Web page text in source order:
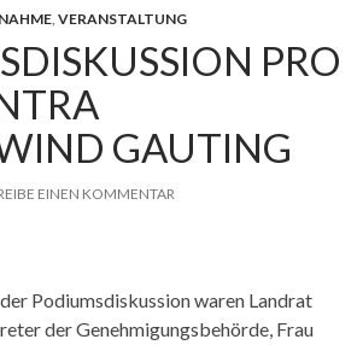
, VERANSTALTUNG
PRO
GAUTING
EINEN KOMMENTAR
Podiumsdiskussion waren Landrat
der Genehmigungsbehörde, Frau